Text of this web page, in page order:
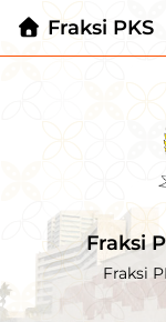
Fraksi PKS
Fraksi
Fraksi